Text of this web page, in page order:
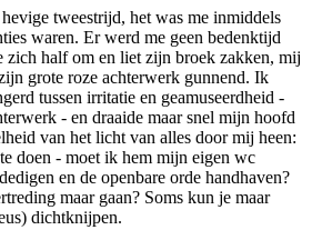
tweestrijd, het was me inmiddels
waren. Er werd me geen bedenktijd
zich half om en liet zijn broek zakken, mij
grote roze achterwerk gunnend. Ik
tussen irritatie en geamuseerdheid -
- en draaide maar snel mijn hoofd
van het licht van alles door mij heen:
doen - moet ik hem mijn eigen wc
en de openbare orde handhaven?
maar gaan? Soms kun je maar
dichtknijpen.